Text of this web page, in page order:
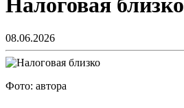
08.06.2026
Фото: автора